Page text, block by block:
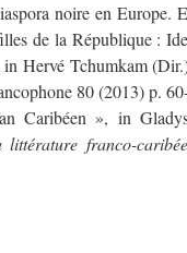
noire en Europe.
de la République :
in Hervé Tchumkam
80 (2013) p.
Caribéen », in
franco-